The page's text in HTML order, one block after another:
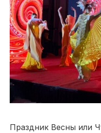
Праздник Весны или